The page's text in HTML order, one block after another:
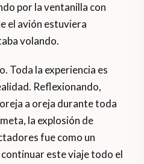
por la ventanilla con
el avión estuviera
volando.
Toda la experiencia es
Reflexionando,
a oreja durante toda
la explosión de
fue como un
este viaje todo el